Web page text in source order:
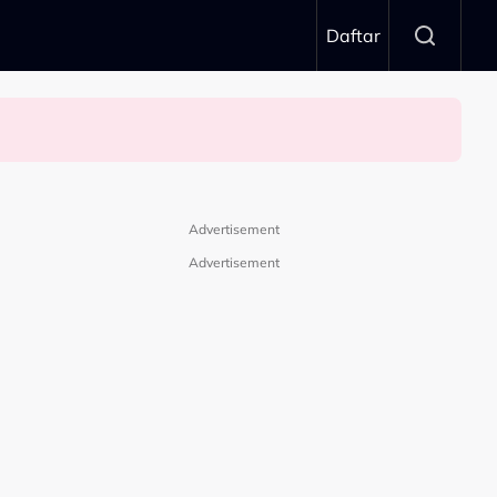
Daftar
Advertisement
Advertisement